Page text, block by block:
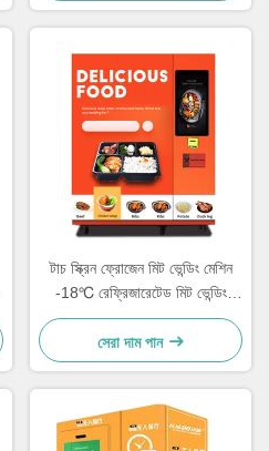
টাচ স্ক্রিন ফ্রোজেন মিট ভেন্ডিং মেশিন
-18℃ রেফ্রিজারেটেড মিট ভেন্ডিং
মেশিন
সেরা দাম পান